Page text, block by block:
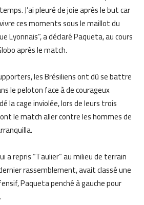
J’ai pleuré de joie après le but car
ces moments sous le maillot du
Lyonnais”, a déclaré Paqueta, au cours
après le match.
les Brésiliens ont dû se battre
le peloton face à de courageux
la cage inviolée, lors de leurs trois
le match aller contre les hommes de
a repris “Taulier” au milieu de terrain
rassemblement, avait classé une
Paqueta penché à gauche pour